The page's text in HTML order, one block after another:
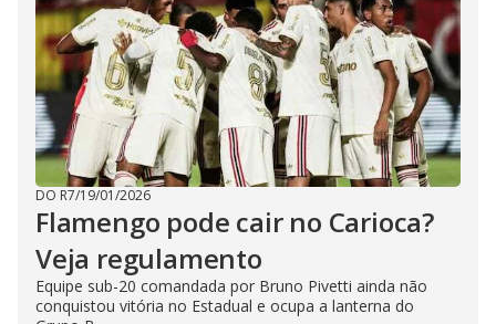
DO R7/19/01/2026
Flamengo pode cair no Carioca?
Veja regulamento
Equipe sub-20 comandada por Bruno Pivetti ainda não
conquistou vitória no Estadual e ocupa a lanterna do